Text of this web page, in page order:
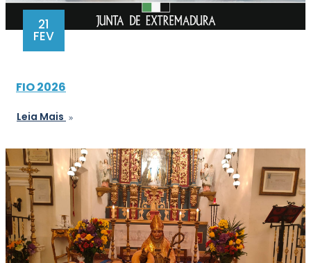
21
FEV
FIO 2026
Leia Mais